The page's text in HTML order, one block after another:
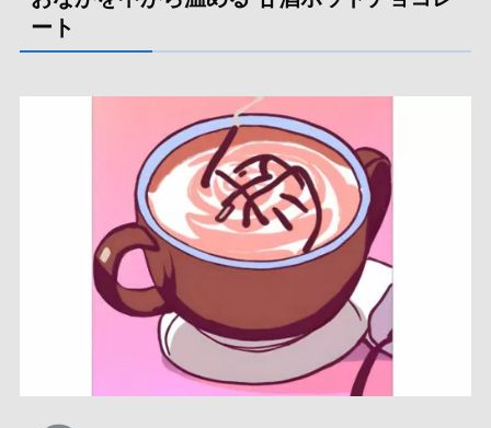
ート